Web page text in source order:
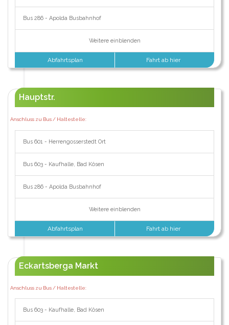
Bus 286 - Apolda Busbahnhof
Weitere einblenden
Abfahrtsplan Fahrt ab hier
Hauptstr.
Anschluss zu Bus / Haltestelle:
Bus 601 - Herrengosserstedt Ort
Bus 603 - Kaufhalle, Bad Kösen
Bus 286 - Apolda Busbahnhof
Weitere einblenden
Abfahrtsplan Fahrt ab hier
Eckartsberga Markt
Anschluss zu Bus / Haltestelle:
Bus 603 - Kaufhalle, Bad Kösen